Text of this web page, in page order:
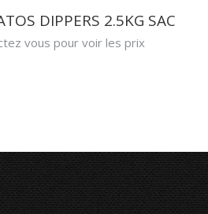
DIPPERS 2.5KG SAC
vous pour voir les prix